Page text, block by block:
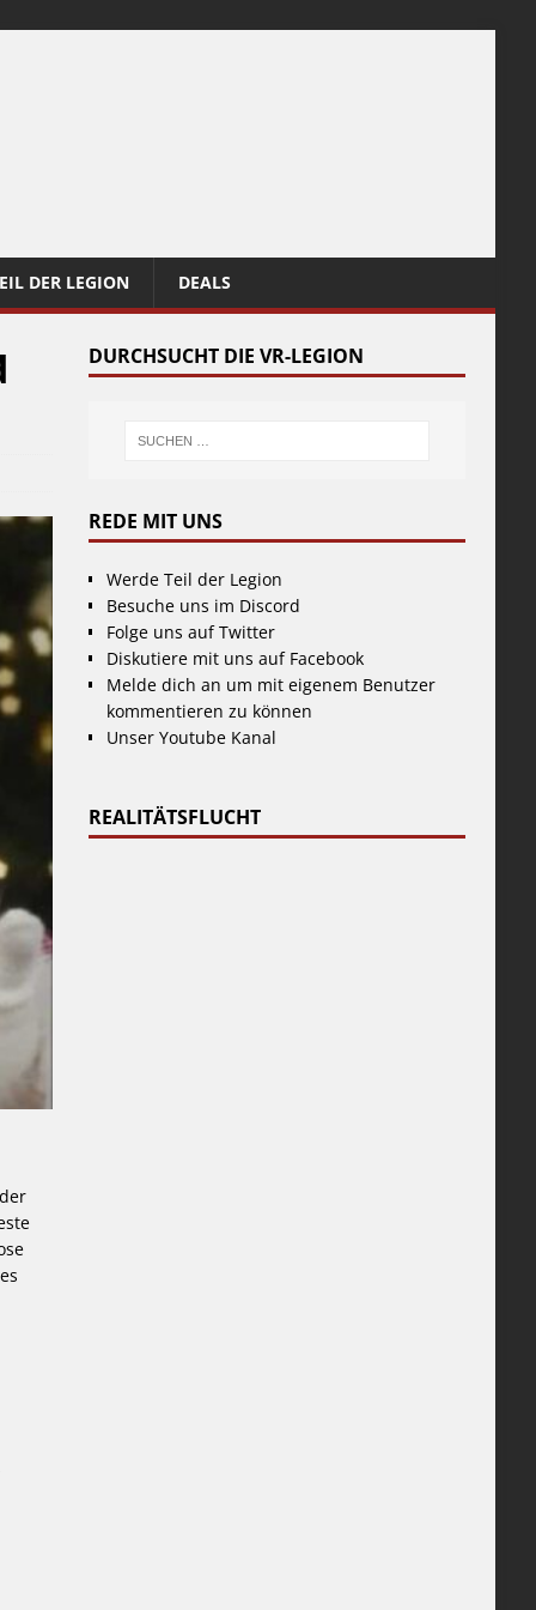
DER LEGION DEALS
DURCHSUCHT DIE VR-LEGION
REDE MIT UNS
Werde Teil der Legion
Besuche uns im Discord
Folge uns auf Twitter
Diskutiere mit uns auf Facebook
Melde dich an um mit eigenem Benutzer
kommentieren zu können
Unser Youtube Kanal
REALITÄTSFLUCHT